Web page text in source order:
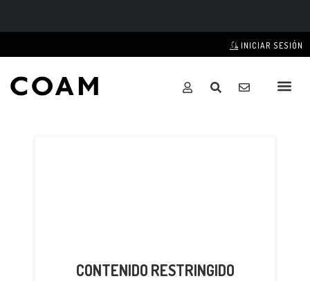
INICIAR SESIÓN
CONTENIDO RESTRINGIDO